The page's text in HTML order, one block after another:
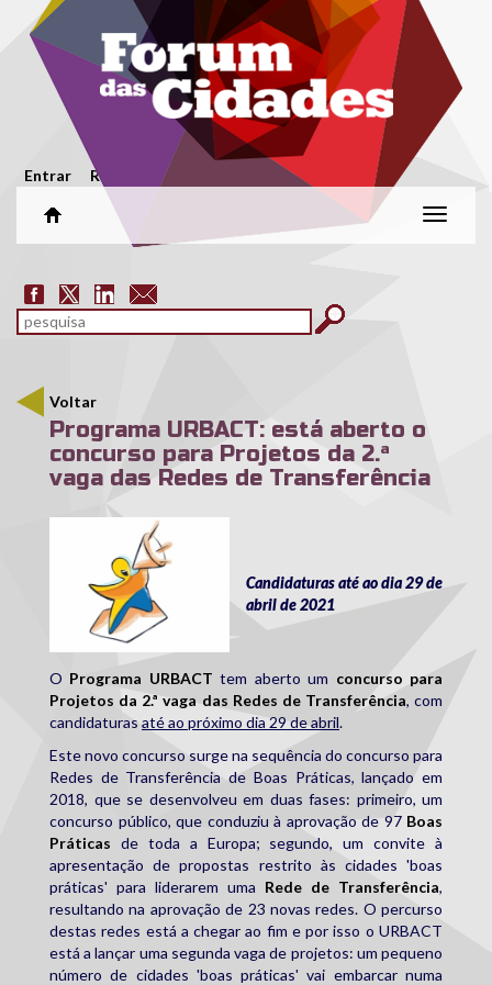
Passar para o conteúdo principal
Menu secundário
Entrar Registar
Alterar
Formulário de pesquisa
pesquisar
Voltar
Programa URBACT: está aberto o
concurso para Projetos da 2.ª
vaga das Redes de Transferência
Candidaturas até ao dia 29 de
abril de 2021
O Programa URBACT tem aberto um concurso para
Projetos da 2.ª vaga das Redes de Transferência, com
candidaturas até ao próximo dia 29 de abril.
Este novo concurso surge na sequência do concurso para
Redes de Transferência de Boas Práticas, lançado em
2018, que se desenvolveu em duas fases: primeiro, um
concurso público, que conduziu à aprovação de 97 Boas
Práticas de toda a Europa; segundo, um convite à
apresentação de propostas restrito às cidades 'boas
práticas' para liderarem uma Rede de Transferência,
resultando na aprovação de 23 novas redes. O percurso
destas redes está a chegar ao fim e por isso o URBACT
está a lançar uma segunda vaga de projetos: um pequeno
número de cidades 'boas práticas' vai embarcar numa